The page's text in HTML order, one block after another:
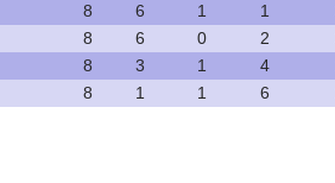
8 6 1 1
8 6 0 2
8 3 1 4
8 1 1 6